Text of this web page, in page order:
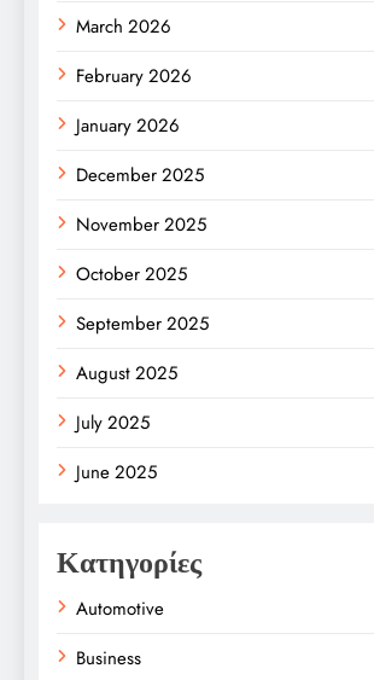
March 2026
February 2026
January 2026
December 2025
November 2025
October 2025
September 2025
August 2025
July 2025
June 2025
Κατηγορίες
Automotive
Business